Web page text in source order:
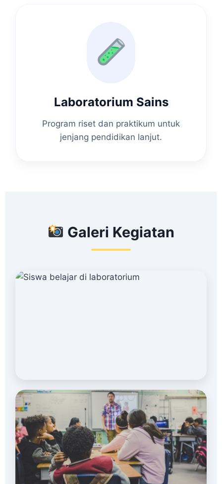
Laboratorium Sains
Program riset dan praktikum untuk
jenjang pendidikan lanjut.
Galeri Kegiatan